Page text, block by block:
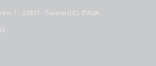
n. 1 - 23837 - Taceno (LC), ITALIA